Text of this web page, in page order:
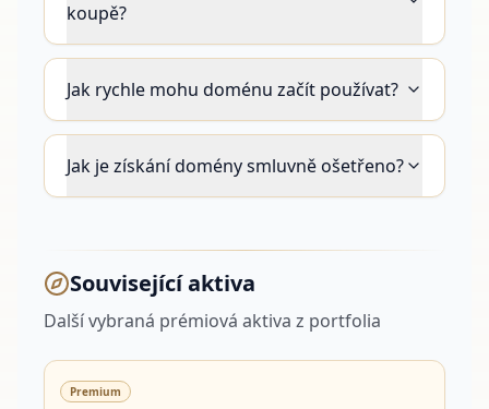
koupě?
Jak rychle mohu doménu začít používat?
Jak je získání domény smluvně ošetřeno?
Související aktiva
Další vybraná prémiová aktiva z portfolia
Premium